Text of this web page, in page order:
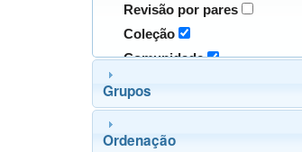
Revisão por pares
Coleção
Comunidade
Grupos
Ordenação